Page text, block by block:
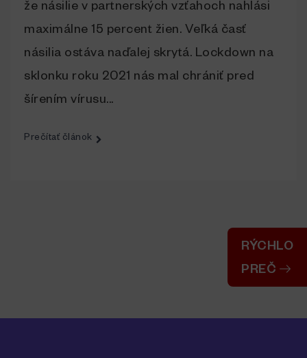
RÝCHLO
PREČ
že násilie v partnerských vzťahoch nahlási
maximálne 15 percent žien. Veľká časť
násilia ostáva naďalej skrytá. Lockdown na
sklonku roku 2021 nás mal chrániť pred
šírením vírusu...
Prečítať článok